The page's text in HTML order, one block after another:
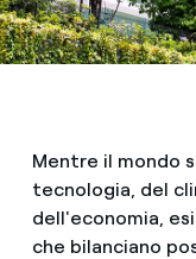
Mentre il mondo
tecnologia, del
dell'economia,
che bilanciano